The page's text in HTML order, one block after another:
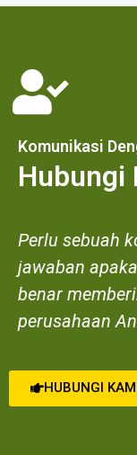
Komunikasi
Hubungi
Perlu sebuah
jawaban
benar
perusahaan
HUBUNGI